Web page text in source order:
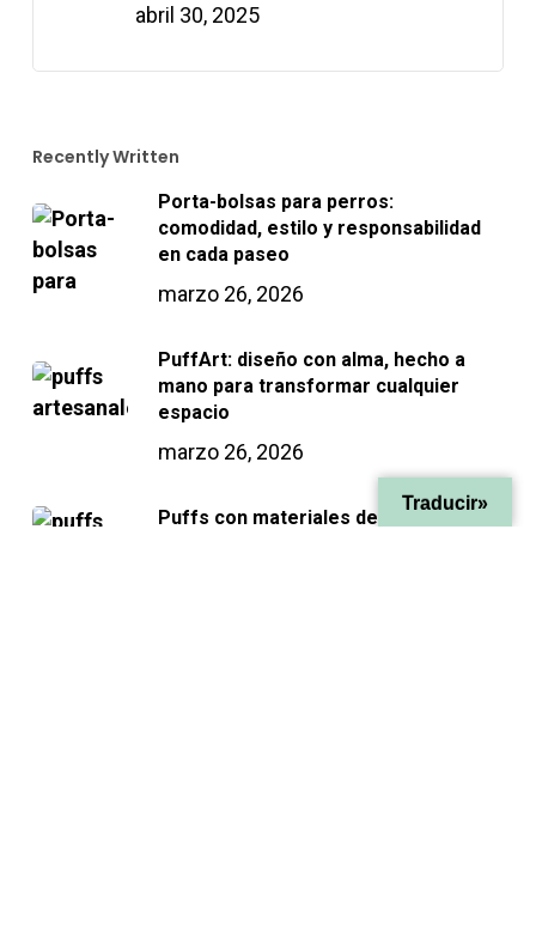
abril 30, 2025
Recently Written
Porta-bolsas para perros:
comodidad, estilo y responsabilidad
en cada paseo
marzo 26, 2026
PuffArt: diseño con alma, hecho a
mano para transformar cualquier
espacio
marzo 26, 2026
Puffs con materiales de fabricantes
Traducir»